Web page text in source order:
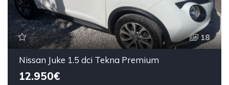
18
Nissan Juke 1.5 dci Tekna Premium
12.950€